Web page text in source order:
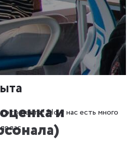
это место! Но у нас есть много
вас
и